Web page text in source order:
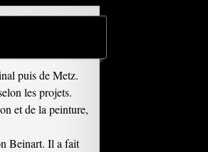
puis de Metz.
les projets.
et de la peinture,
Beinart. Il a fait